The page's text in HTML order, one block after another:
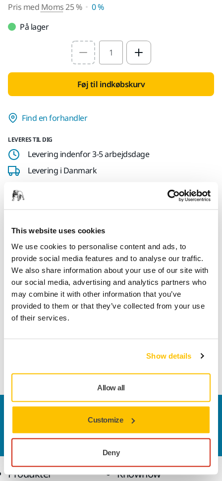
This website uses cookies
We use cookies to personalise content and ads, to
provide social media features and to analyse our traffic.
We also share information about your use of our site with
our social media, advertising and analytics partners who
may combine it with other information that you’ve
provided to them or that they’ve collected from your use
of their services.
Show details
Allow all
Customize
Deny
Pris med Moms25 %
0 %
På lager
Select quantity value
Føj til indkøbskurv
Find en forhandler
LEVERES TIL DIG
Levering indenfor 3-5 arbejdsdage
Levering i Danmark
Fragt fri levering ved ordrer over 599,- kr incl moms.
Tekniske detaljer
Længde 150 mm
Vil du gerne vide mere?Kontakt os,
ekspertsupportteam besvare dine spørgsmål.
Produkter Knowhow